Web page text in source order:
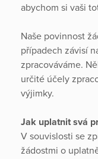
abychom si vaši
Naše povinnost
případech závisí
zpracováváme.
určité účely
výjimky.
Jak uplatnit svá
V souvislosti se
žádostmi o